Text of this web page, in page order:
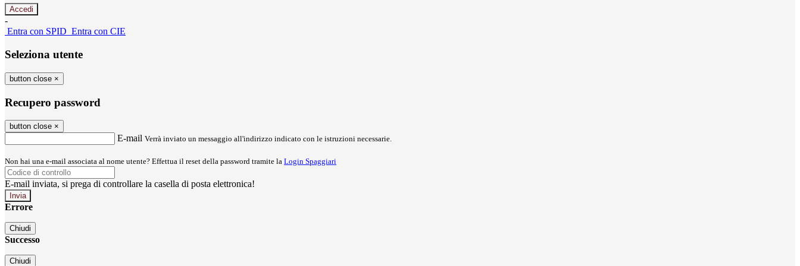
-
Entra con SPID Entra con CIE
Seleziona utente
button close ×
Recupero password
button close ×
E-mail Verrà inviato un messaggio all'indirizzo indicato con le istruzioni necessarie.
Non hai una e-mail associata al nome utente? Effettua il reset della password tramite la Login Spaggiari
E-mail inviata, si prega di controllare la casella di posta elettronica!
Errore
Chiudi
Successo
Chiudi